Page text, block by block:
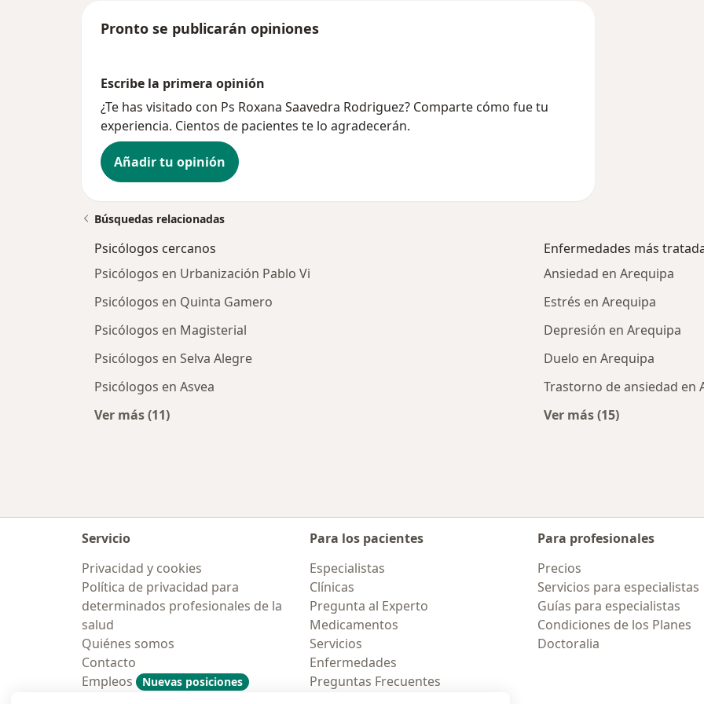
Pronto se publicarán opiniones
Escribe la primera opinión
¿Te has visitado con Ps Roxana Saavedra Rodriguez? Comparte cómo fue tu
experiencia. Cientos de pacientes te lo agradecerán.
Añadir tu opinión
Búsquedas relacionadas
Psicólogos cercanos
Psicólogos en Urbanización Pablo Vi
Psicólogos en Quinta Gamero
Psicólogos en Magisterial
Psicólogos en Selva Alegre
Psicólogos en Asvea
Ver más (11)
Enfermedades más
Ansiedad en Arequipa
Estrés en Arequipa
Depresión en Arequipa
Duelo en Arequipa
Trastorno de ansiedad en
Ver más (15)
Servicio
Privacidad y cookies
Política de privacidad para
determinados profesionales de la
salud
Quiénes somos
Contacto
Empleos
Nuevas posiciones
Para los pacientes
Especialistas
Clínicas
Pregunta al Experto
Medicamentos
Servicios
Enfermedades
Preguntas Frecuentes
Para profesionales
Precios
Servicios para especialistas
Guías para especialistas
Condiciones de los Planes
Doctoralia